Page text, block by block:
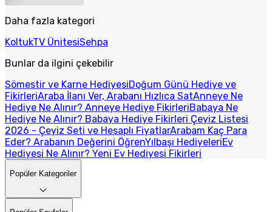
Daha fazla kategori
KoltukTV ÜnitesiSehpa
Bunlar da ilgini çekebilir
Sömestir ve Karne HediyesiDoğum Günü Hediye ve
FikirleriAraba İlanı Ver, Arabanı Hızlıca SatAnneye Ne
Hediye Ne Alınır? Anneye Hediye FikirleriBabaya Ne
Hediye Ne Alınır? Babaya Hediye Fikirleri Çeyiz Listesi
2026 - Çeyiz Seti ve Hesaplı FiyatlarArabam Kaç Para
Eder? Arabanın Değerini ÖğrenYılbaşı HediyeleriEv
Hediyesi Ne Alınır? Yeni Ev Hediyesi Fikirleri
Popüler Kategoriler